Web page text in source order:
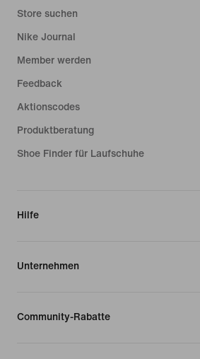
Store suchen
Nike Journal
Member werden
Feedback
Aktionscodes
Produktberatung
Shoe Finder für Laufschuhe
Hilfe
Unternehmen
Community-Rabatte